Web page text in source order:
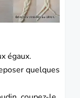
égaux.
quelques